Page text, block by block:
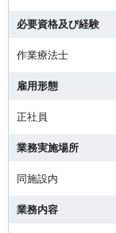
必要資格及び経験
作業療法士
雇用形態
正社員
業務実施場所
同施設内
業務内容